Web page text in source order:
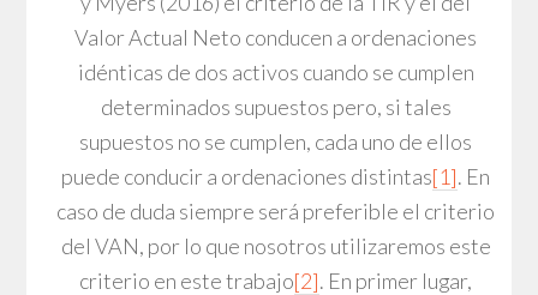
Valor Actual Neto conducen a ordenaciones
idénticas de dos activos cuando se cumplen
determinados supuestos pero, si tales
supuestos no se cumplen, cada uno de ellos
puede conducir a ordenaciones distintas[1]. En
caso de duda siempre será preferible el criterio
del VAN, por lo que nosotros utilizaremos este
criterio en este trabajo[2]. En primer lugar,